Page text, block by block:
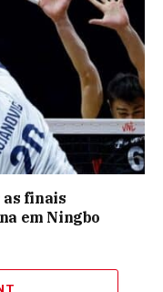
as finais
em Ningbo